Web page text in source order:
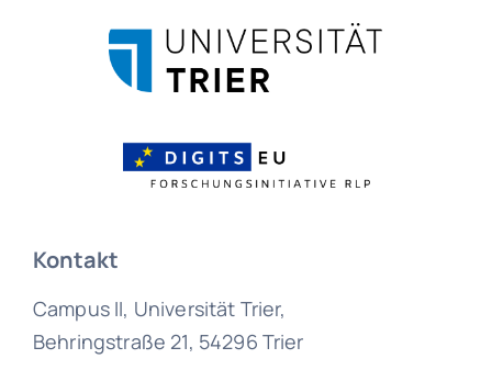
Kontakt
Campus II, Universität Trier,
Behringstraße 21, 54296 Trier